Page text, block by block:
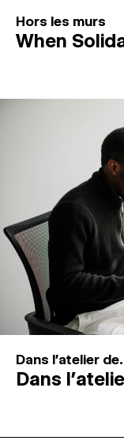
Hors les murs
When
Dans l'atelier
Dans